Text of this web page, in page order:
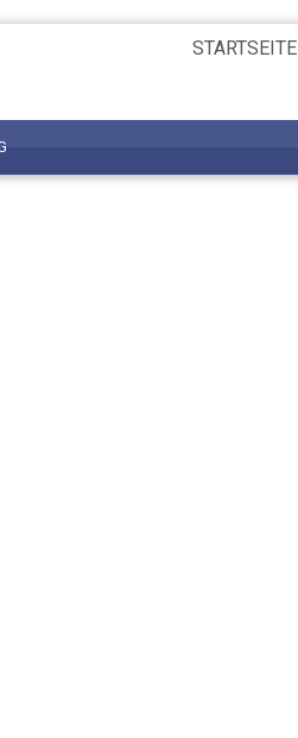
STARTSEITE